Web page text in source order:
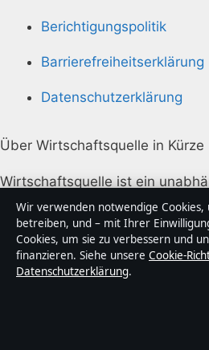
Berichtigungspolitik
Barrierefreiheitserklärung
Datenschutzerklärung
Über Wirtschaftsquelle in Kürze
Wirtschaftsquelle ist ein
Nachrichtenanbieter mit Fokus
Technik und Gesellschaft in
trägt eine Byline, wird von
und vor der Veröffentlichung
Wir verwenden notwendige Cookies,
betreiben, und – mit Ihrer
Cookies, um sie zu verbessern und
finanzieren. Siehe unsere Cookie-
Datenschutzerklärung.